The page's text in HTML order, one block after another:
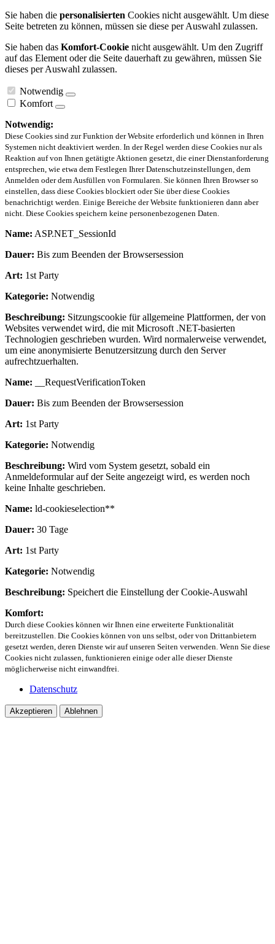
Sie haben die personalisierten Cookies nicht ausgewählt. Um diese
Seite betreten zu können, müssen sie diese per Auswahl zulassen.
Sie haben das Komfort-Cookie nicht ausgewählt. Um den Zugriff
auf das Element oder die Seite dauerhaft zu gewähren, müssen Sie
dieses per Auswahl zulassen.
Notwendig
Komfort
Notwendig:
Diese Cookies sind zur Funktion der Website erforderlich und können in Ihren
Systemen nicht deaktiviert werden. In der Regel werden diese Cookies nur als
Reaktion auf von Ihnen getätigte Aktionen gesetzt, die einer Dienstanforderung
entsprechen, wie etwa dem Festlegen Ihrer Datenschutzeinstellungen, dem
Anmelden oder dem Ausfüllen von Formularen. Sie können Ihren Browser so
einstellen, dass diese Cookies blockiert oder Sie über diese Cookies
benachrichtigt werden. Einige Bereiche der Website funktionieren dann aber
nicht. Diese Cookies speichern keine personenbezogenen Daten.
Name: ASP.NET_SessionId
Dauer: Bis zum Beenden der Browsersession
Art: 1st Party
Kategorie: Notwendig
Beschreibung: Sitzungscookie für allgemeine Plattformen, der von
Websites verwendet wird, die mit Microsoft .NET-basierten
Technologien geschrieben wurden. Wird normalerweise verwendet,
um eine anonymisierte Benutzersitzung durch den Server
aufrechtzuerhalten.
Name: __RequestVerificationToken
Dauer: Bis zum Beenden der Browsersession
Art: 1st Party
Kategorie: Notwendig
Beschreibung: Wird vom System gesetzt, sobald ein
Anmeldeformular auf der Seite angezeigt wird, es werden noch
keine Inhalte geschrieben.
Name: ld-cookieselection**
Dauer: 30 Tage
Art: 1st Party
Kategorie: Notwendig
Beschreibung: Speichert die Einstellung der Cookie-Auswahl
Komfort:
Durch diese Cookies können wir Ihnen eine erweiterte Funktionalität
bereitzustellen. Die Cookies können von uns selbst, oder von Drittanbietern
gesetzt werden, deren Dienste wir auf unseren Seiten verwenden. Wenn Sie diese
Cookies nicht zulassen, funktionieren einige oder alle dieser Dienste
möglicherweise nicht einwandfrei.
Datenschutz
Akzeptieren Ablehnen